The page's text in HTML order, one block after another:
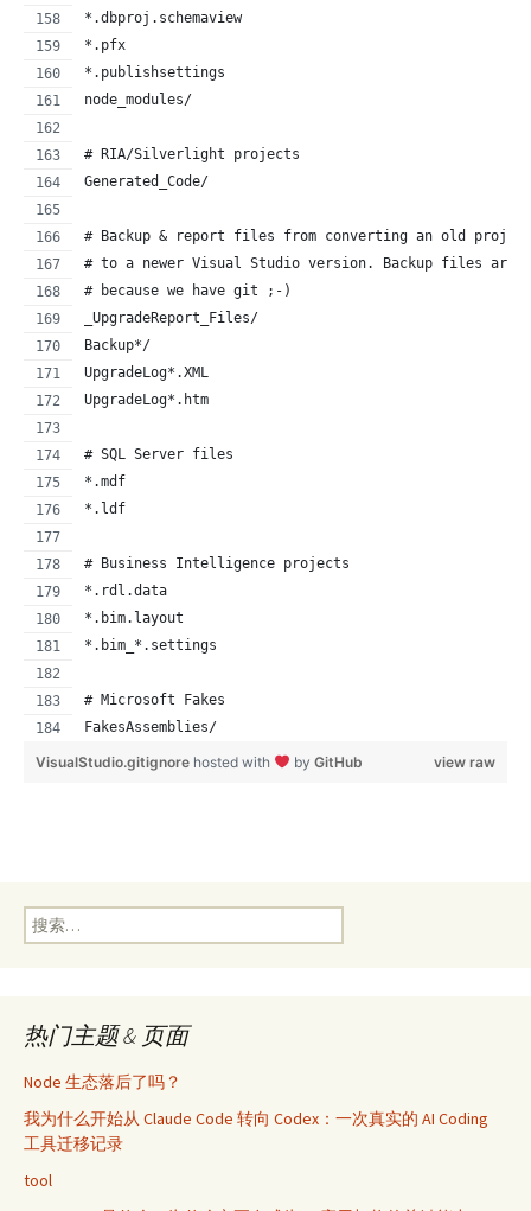
*.dbproj.schemaview
*.pfx
*.publishsettings
node_modules/
# RIA/Silverlight projects
Generated_Code/
# Backup & report files from converting an old
# to a newer Visual Studio version. Backup files are
# because we have git ;-)
_UpgradeReport_Files/
Backup*/
UpgradeLog*.XML
UpgradeLog*.htm
# SQL Server files
*.mdf
*.ldf
# Business Intelligence projects
*.rdl.data
*.bim.layout
*.bim_*.settings
# Microsoft Fakes
FakesAssemblies/
view raw
VisualStudio.gitignore hosted with by GitHub
搜
索：
热门主题 & 页面
Node 生态落后了吗？
我为什么开始从 Claude Code 转向 Codex：一次真实的 AI Coding
工具迁移记录
tool